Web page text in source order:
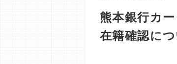
熊本銀行カ
在籍確認に